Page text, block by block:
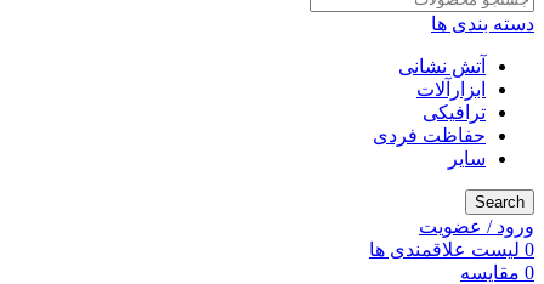
دسته بندی ها
آتش نشانی
ابزارآلات
ترافیکی
حفاظت فردی
سایر
Search
ورود / عضویت
0 لیست علاقمندی ها
0 مقایسه